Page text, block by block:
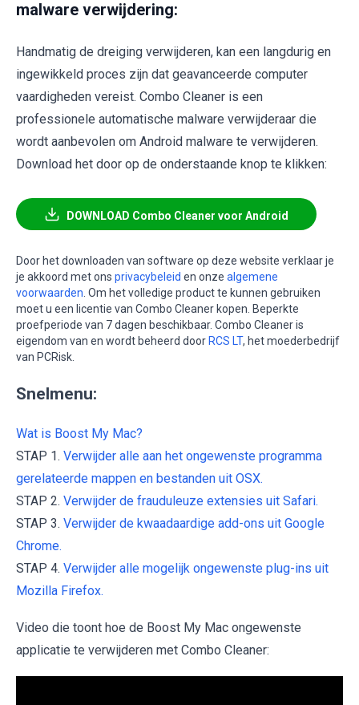
malware verwijdering:
Handmatig de dreiging verwijderen, kan een langdurig en
ingewikkeld proces zijn dat geavanceerde computer
vaardigheden vereist. Combo Cleaner is een
professionele automatische malware verwijderaar die
wordt aanbevolen om Android malware te verwijderen.
Download het door op de onderstaande knop te klikken:
DOWNLOAD Combo Cleaner voor Android
Door het downloaden van software op deze website verklaar je
je akkoord met ons privacybeleid en onze algemene
voorwaarden. Om het volledige product te kunnen gebruiken
moet u een licentie van Combo Cleaner kopen. Beperkte
proefperiode van 7 dagen beschikbaar. Combo Cleaner is
eigendom van en wordt beheerd door RCS LT, het moederbedrijf
van PCRisk.
Snelmenu:
Wat is Boost My Mac?
STAP 1. Verwijder alle aan het ongewenste programma
gerelateerde mappen en bestanden uit OSX.
STAP 2. Verwijder de frauduleuze extensies uit Safari.
STAP 3. Verwijder de kwaadaardige add-ons uit Google
Chrome.
STAP 4. Verwijder alle mogelijk ongewenste plug-ins uit
Mozilla Firefox.
Video die toont hoe de Boost My Mac ongewenste
applicatie te verwijderen met Combo Cleaner: